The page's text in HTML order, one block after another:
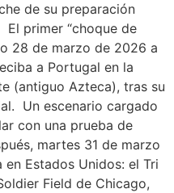
de su preparación
primer “choque de
28 de marzo de 2026 a
a Portugal en la
(antiguo Azteca), tras su
Un escenario cargado
con una prueba de
martes 31 de marzo
Estados Unidos: el Tri
Field de Chicago,